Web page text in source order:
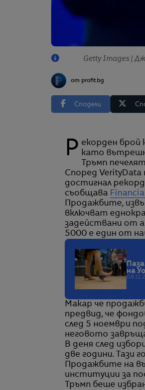
Getty Images |
от profit.bg
Сподели
Рекорден брой корпоративни лидери продават акции на своите компании, след като
Тръмп
Според
достигнал
съобщава
Продажбите,
включват
задействани от
5000 е един от
на
Макар че
предвид, че
след 5 ноември
неговото
В деня след
две години. Тази
Продажбите на
институции за
Тръмп беше